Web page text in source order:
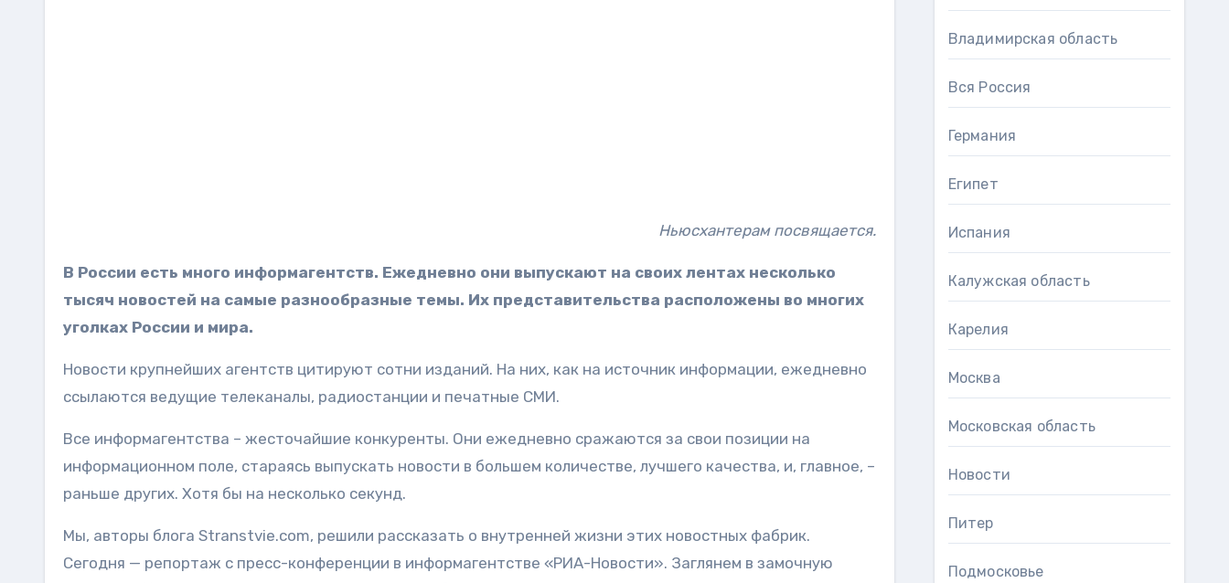
Ньюсхантерам посвящается.
В России есть много информагентств. Ежедневно они выпускают на своих лентах несколько
тысяч новостей на самые разнообразные темы. Их представительства расположены во многих
уголках России и мира.
Новости крупнейших агентств цитируют сотни изданий. На них, как на источник информации, ежедневно
ссылаются ведущие телеканалы, радиостанции и печатные СМИ.
Все информагентства – жесточайшие конкуренты. Они ежедневно сражаются за свои позиции на
информационном поле, стараясь выпускать новости в большем количестве, лучшего качества, и, главное, –
раньше других. Хотя бы на несколько секунд.
Мы, авторы блога Stranstvie.com, решили рассказать о внутренней жизни этих новостных фабрик.
Сегодня — репортаж с пресс-конференции в информагентстве «РИА-Новости». Заглянем в замочную
Владимирская область
Вся Россия
Германия
Египет
Испания
Калужская область
Карелия
Москва
Московская область
Новости
Питер
Подмосковье